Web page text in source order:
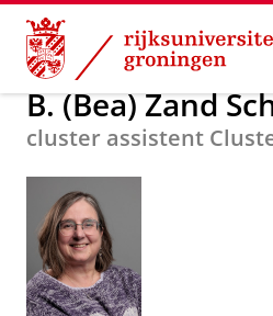
Skip
Content
Skip
Navigation
Over ons B. (Bea)
B. (Bea) Zand
cluster assistent